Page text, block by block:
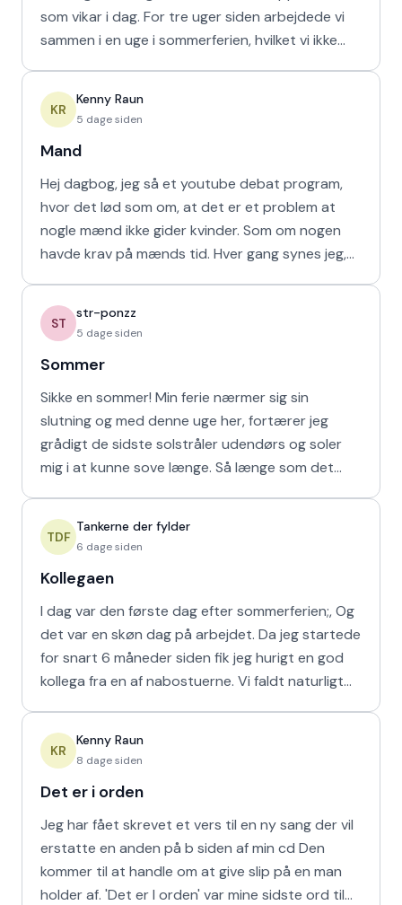
som vikar i dag. For tre uger siden arbejdede vi
sammen i en uge i sommerferien, hvilket vi ikke
KR
Kenny Raun
5 dage siden
Mand
Hej dagbog, jeg så et youtube debat program,
hvor det lød som om, at det er et problem at
nogle mænd ikke gider kvinder. Som om nogen
havde krav på mænds tid. Hver gang synes jeg,
ST
str-ponzz
5 dage siden
Sommer
Sikke en sommer! Min ferie nærmer sig sin
slutning og med denne uge her, fortærer jeg
grådigt de sidste solstråler udendørs og soler
mig i at kunne sove længe. Så længe som det
TDF
Tankerne der fylder
6 dage siden
Kollegaen
I dag var den første dag efter sommerferien;, Og
det var en skøn dag på arbejdet. Da jeg startede
for snart 6 måneder siden fik jeg hurigt en god
kollega fra en af nabostuerne. Vi faldt naturligt
KR
Kenny Raun
8 dage siden
Det er i orden
Jeg har fået skrevet et vers til en ny sang der vil
erstatte en anden på b siden af min cd Den
kommer til at handle om at give slip på en man
holder af. 'Det er I orden' var mine sidste ord til